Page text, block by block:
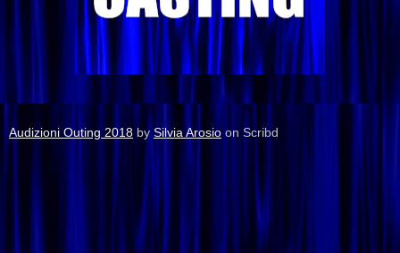
Audizioni Outing 2018 by Silvia Arosio on Scribd